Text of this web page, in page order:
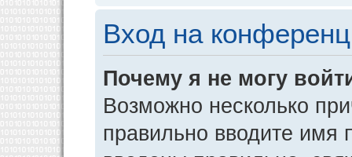
Вход на
Почему я не могу
Возможно несколько
правильно вводите имя